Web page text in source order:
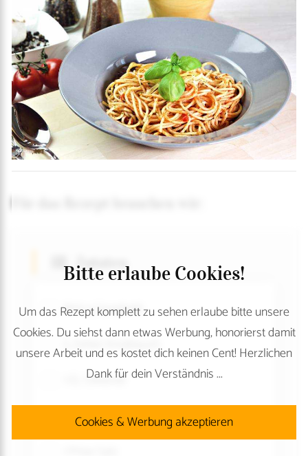
Zutaten
800 g Spaghetti
5 Zehen Knoblauch
1 EL Olivenöl
1 Dose passierte Tomaten
Bitte erlaube Cookies!
Um das Rezept komplett zu sehen erlaube bitte unsere
Cookies. Du siehst dann etwas Werbung, honorierst damit
unsere Arbeit und es kostet dich keinen Cent! Herzlichen
Dank für dein Verständnis ...
Cookies & Werbung akzeptieren